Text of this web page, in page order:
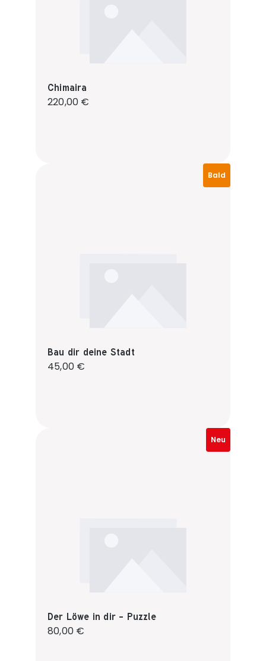
Chimaira
Regulärer Preis:
220,00 €
Bald
Bau dir deine Stadt
Regulärer Preis:
45,00 €
Neu
Der Löwe in dir - Puzzle
Regulärer Preis:
80,00 €